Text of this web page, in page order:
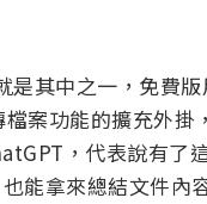
其中之一，免費
案功能的擴充外掛
，代表說有了
能拿來總結文件內